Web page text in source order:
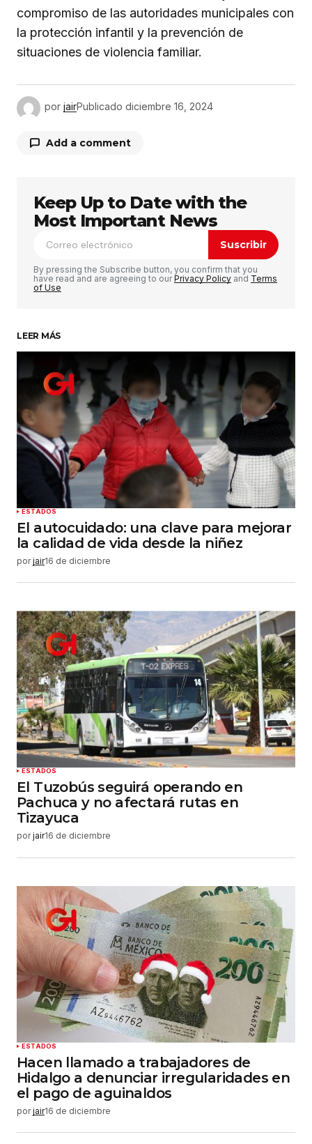
compromiso de las autoridades municipales con
la protección infantil y la prevención de
situaciones de violencia familiar.
por jairPublicado diciembre 16, 2024
Add a comment
Tu dirección de correo electrónico no será
publicada. Los campos obligatorios están
marcados con*
Comentario *
Su nombre*
Tu correo electrónico*
Guardar mi nombre, correo electrónico y sitio
web en este navegador para la próxima vez que
haga un comentario.
Enviar comentario
Keep Up to Date with the
Most Important News
Suscribir
By pressing the Subscribe button, you confirm that you
have read and are agreeing to ourPrivacy Policy and Terms
of Use
LEER MÁS
ESTADOS
El autocuidado: una clave para mejorar
la calidad de vida desde la niñez
por jair16 de diciembre
ESTADOS
El Tuzobús seguirá operando en
Pachuca y no afectará rutas en
Tizayuca
por jair16 de diciembre
ESTADOS
Hacen llamado a trabajadores de
Hidalgo a denunciar irregularidades en
el pago de aguinaldos
por jair16 de diciembre